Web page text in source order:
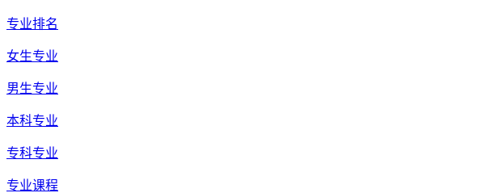
专业排名
女生专业
男生专业
本科专业
专科专业
专业课程